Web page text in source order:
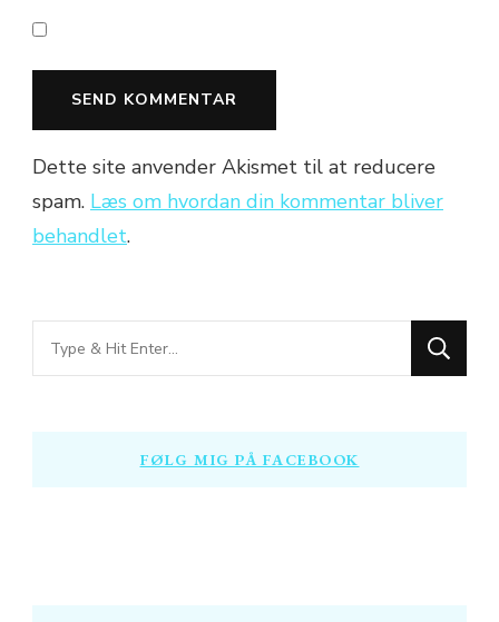
Dette site anvender Akismet til at reducere
spam. Læs om hvordan din kommentar bliver
behandlet.
Looking
for
FØLG MIG PÅ FACEBOOK